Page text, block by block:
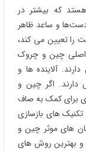
که بیشتر در
و ساعد ظاهر
را تعیین می کند،
اصلی چین و چروک
آلاینده ها و
اگر چین و
برای کمک به صاف
تکنیک های بازسازی
های موثر چین و
و بهترین روش های